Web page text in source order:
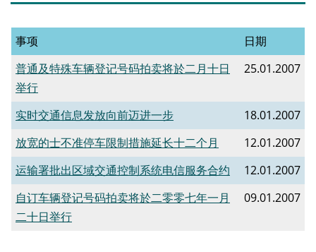
事项
日期
普通及特殊车辆登记号码拍卖将於二月十日
举行
25.01.2007
实时交通信息发放向前迈进一步
18.01.2007
放宽的士不准停车限制措施延长十二个月
12.01.2007
运输署批出区域交通控制系统电信服务合约
12.01.2007
自订车辆登记号码拍卖将於二零零七年一月
二十日举行
09.01.2007